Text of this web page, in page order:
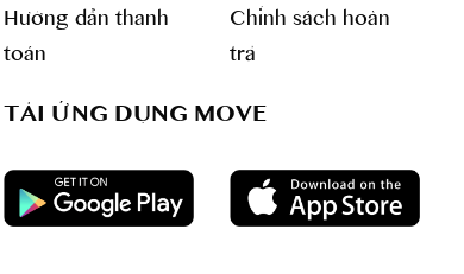
Hướng dẫn thanh
toán
Chính sách hoàn
trả
TẢI ỨNG DỤNG MOVE